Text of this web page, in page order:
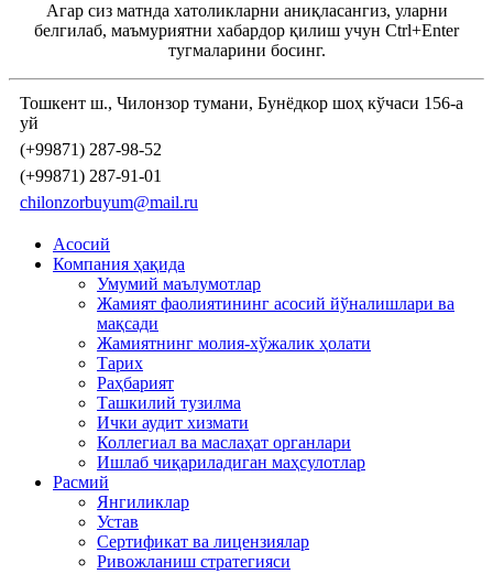
Агар сиз матнда хатоликларни аниқласангиз, уларни
белгилаб, маъмуриятни хабардор қилиш учун Ctrl+Enter
тугмаларини босинг.
Тошкент ш., Чилонзор тумани, Бунёдкор шоҳ кўчаси 156-а
уй
(+99871) 287-98-52
(+99871) 287-91-01
chilonzorbuyum@mail.ru
Асосий
Компания ҳақида
Умумий маълумотлар
Жамият фаолиятининг асосий йўналишлари ва
мақсади
Жамиятнинг молия-хўжалик ҳолати
Тарих
Раҳбарият
Ташкилий тузилма
Ички аудит хизмати
Коллегиал ва маслаҳат органлари
Ишлаб чиқариладиган маҳсулотлар
Расмий
Янгиликлар
Устав
Сертификат ва лицензиялар
Ривожланиш стратегияси